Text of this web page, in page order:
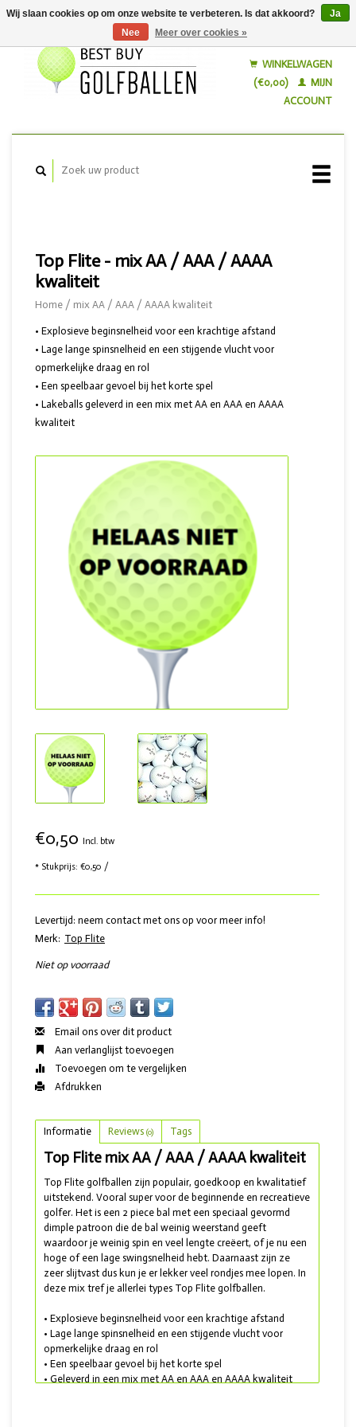
WINKELWAGEN
(€0,00)
MIJN
ACCOUNT
Top Flite - mix AA / AAA / AAAA
kwaliteit
Home / mix AA / AAA / AAAA kwaliteit
• Explosieve beginsnelheid voor een krachtige afstand
• Lage lange spinsnelheid en een stijgende vlucht voor
opmerkelijke draag en rol
• Een speelbaar gevoel bij het korte spel
• Lakeballs geleverd in een mix met AA en AAA en AAAA
kwaliteit
€0,50 Incl. btw
* Stukprijs: €0,50 /
Levertijd: neem contact met ons op voor meer info!
Merk: Top Flite
Niet op voorraad
Email ons over dit product
Aan verlanglijst toevoegen
Toevoegen om te vergelijken
Afdrukken
Informatie Reviews (0) Tags
Top Flite mix AA / AAA / AAAA kwaliteit
Top Flite golfballen zijn populair, goedkoop en kwalitatief
uitstekend. Vooral super voor de beginnende en recreatieve
golfer. Het is een 2 piece bal met een speciaal gevormd
dimple patroon die de bal weinig weerstand geeft
waardoor je weinig spin en veel lengte creëert, of je nu een
hoge of een lage swingsnelheid hebt. Daarnaast zijn ze
zeer slijtvast dus kun je er lekker veel rondjes mee lopen. In
deze mix tref je allerlei types Top Flite golfballen.
• Explosieve beginsnelheid voor een krachtige afstand
• Lage lange spinsnelheid en een stijgende vlucht voor
opmerkelijke draag en rol
• Een speelbaar gevoel bij het korte spel
• Geleverd in een mix met AA en AAA en AAAA kwaliteit
Wij slaan cookies op om onze website te verbeteren. Is dat akkoord?
Ja
Nee
Meer over cookies »